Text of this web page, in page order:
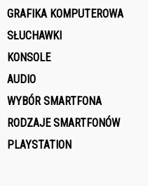
GRAFIKA KOMPUTEROWA
SŁUCHAWKI
KONSOLE
AUDIO
WYBÓR SMARTFONA
RODZAJE SMARTFONÓW
PLAYSTATION